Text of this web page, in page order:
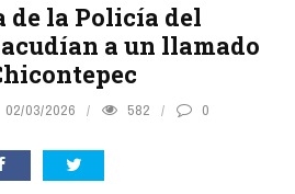
la Policía del
a un llamado
02/03/2026 582 0